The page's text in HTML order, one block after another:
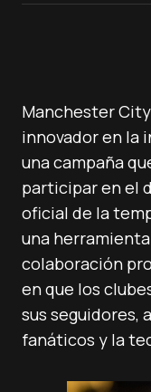
Manchester City
innovador en la
una campaña
participar en el
oficial de la
una
colaboración
en que los
sus seguidores,
fanáticos y la